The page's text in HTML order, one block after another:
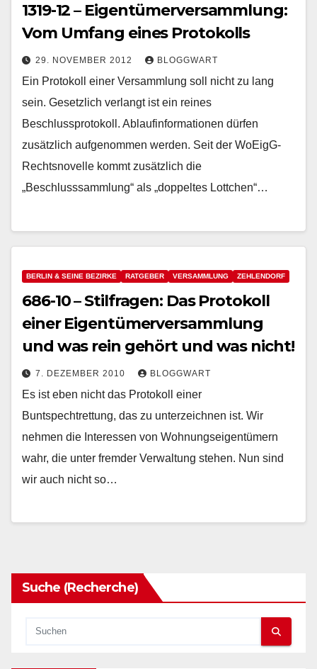
1319-12 – Eigentümerversammlung:
Vom Umfang eines Protokolls
29. NOVEMBER 2012 BLOGGWART
Ein Protokoll einer Versammlung soll nicht zu lang
sein. Gesetzlich verlangt ist ein reines
Beschlussprotokoll. Ablaufinformationen dürfen
zusätzlich aufgenommen werden. Seit der WoEigG-
Rechtsnovelle kommt zusätzlich die
„Beschlusssammlung“ als „doppeltes Lottchen“…
BERLIN & SEINE BEZIRKE RATGEBER VERSAMMLUNG ZEHLENDORF
686-10 – Stilfragen: Das Protokoll
einer Eigentümerversammlung
und was rein gehört und was nicht!
7. DEZEMBER 2010 BLOGGWART
Es ist eben nicht das Protokoll einer
Buntspechtrettung, das zu unterzeichnen ist. Wir
nehmen die Interessen von Wohnungseigentümern
wahr, die unter fremder Verwaltung stehen. Nun sind
wir auch nicht so…
Suche (Recherche)